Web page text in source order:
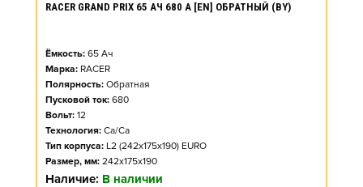
RACER GRAND PRIX 65 АЧ 680 А [EN] ОБРАТНЫЙ (BY)
Ёмкость: 65 Ач
Марка: RACER
Полярность: Обратная
Пусковой ток: 680
Вольт: 12
Технология: Ca/Ca
Тип корпуса: L2 (242x175x190) EURO
Размер, мм: 242x175x190
Наличие: В наличии